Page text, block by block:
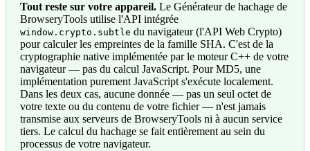
Tout reste sur votre appareil. Le Générateur de hachage de
BrowseryTools utilise l'API intégrée
window.crypto.subtle du navigateur (l'API Web Crypto)
pour calculer les empreintes de la famille SHA. C'est de la
cryptographie native implémentée par le moteur C++ de votre
navigateur — pas du calcul JavaScript. Pour MD5, une
implémentation purement JavaScript s'exécute localement.
Dans les deux cas, aucune donnée — pas un seul octet de
votre texte ou du contenu de votre fichier — n'est jamais
transmise aux serveurs de BrowseryTools ni à aucun service
tiers. Le calcul du hachage se fait entièrement au sein du
processus de votre navigateur.